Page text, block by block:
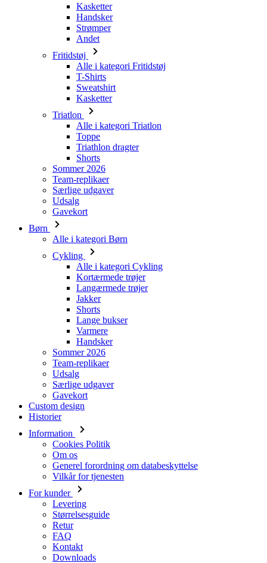
Kasketter
Handsker
Strømper
Andet
Fritidstøj
Alle i kategori Fritidstøj
T-Shirts
Sweatshirt
Kasketter
Triatlon
Alle i kategori Triatlon
Toppe
Triathlon dragter
Shorts
Sommer 2026
Team-replikaer
Særlige udgaver
Udsalg
Gavekort
Børn
Alle i kategori Børn
Cykling
Alle i kategori Cykling
Kortærmede trøjer
Langærmede trøjer
Jakker
Shorts
Lange bukser
Varmere
Handsker
Sommer 2026
Team-replikaer
Udsalg
Særlige udgaver
Gavekort
Custom design
Historier
Information
Cookies Politik
Om os
Generel forordning om databeskyttelse
Vilkår for tjenesten
For kunder
Levering
Størrelsesguide
Retur
FAQ
Kontakt
Downloads